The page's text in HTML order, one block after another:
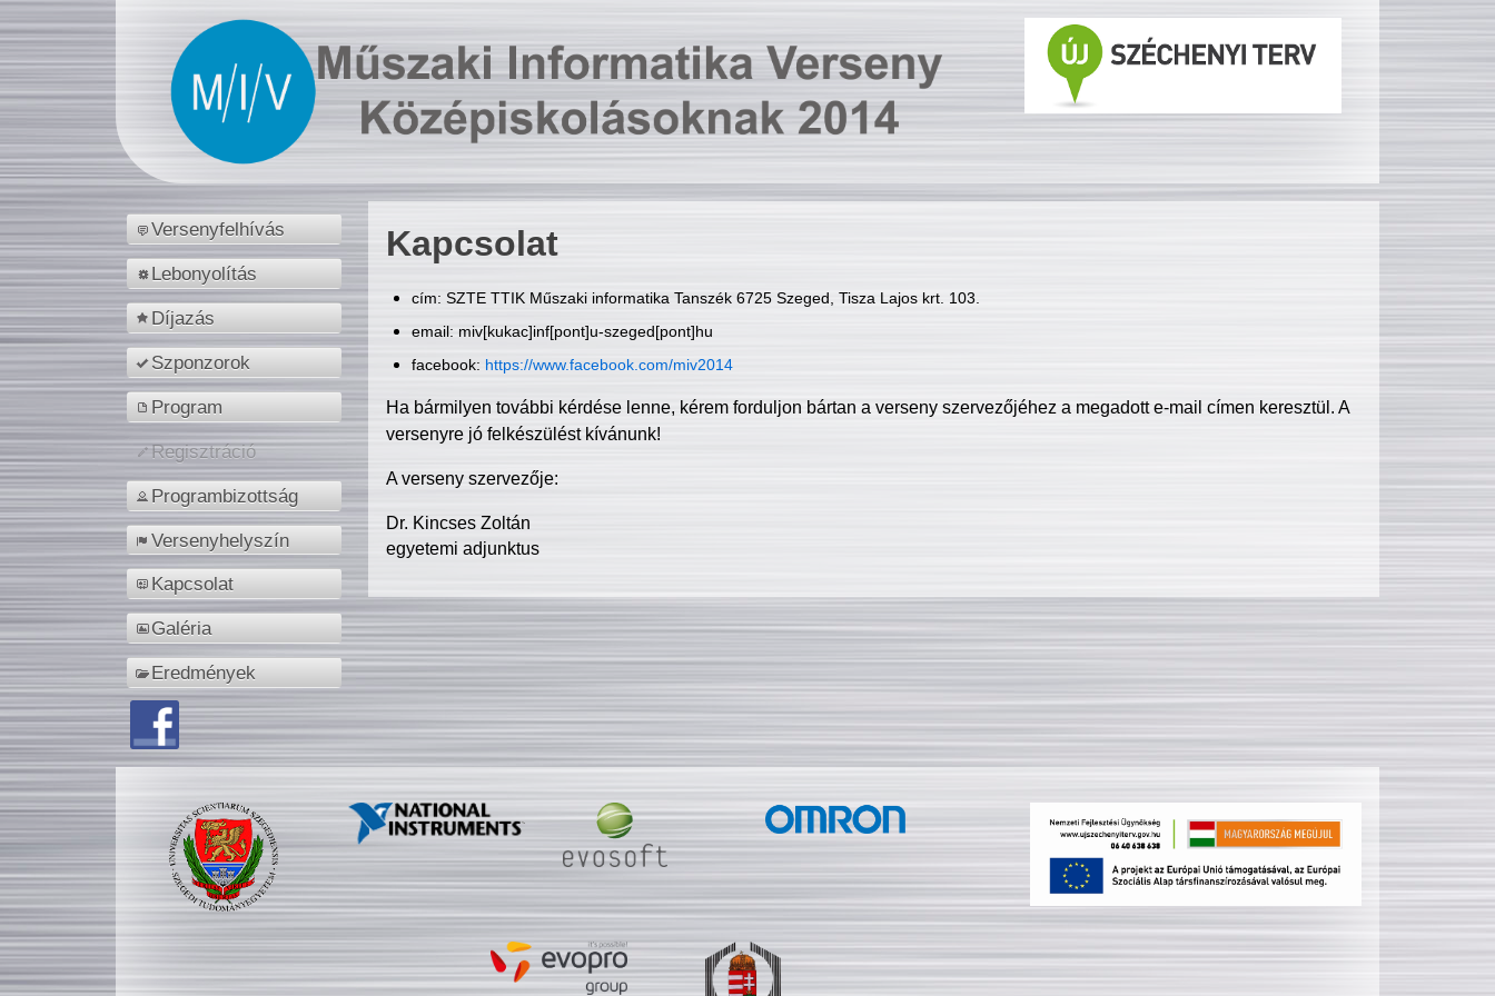
Versenyfelhívás
Lebonyolítás
Díjazás
Szponzorok
Program
Regisztráció
Programbizottság
Versenyhelyszín
Kapcsolat
Galéria
Eredmények
Kapcsolat
cím: SZTE TTIK Műszaki informatika Tanszék 6725 Szeged, Tisza Lajos krt. 103.
email: miv[kukac]inf[pont]u-szeged[pont]hu
facebook: https://www.facebook.com/miv2014
Ha bármilyen további kérdése lenne, kérem forduljon bártan a verseny szervezőjéhez a megadott e-mail címen keresztül. A
versenyre jó felkészülést kívánunk!
A verseny szervezője:
Dr. Kincses Zoltán
egyetemi adjunktus